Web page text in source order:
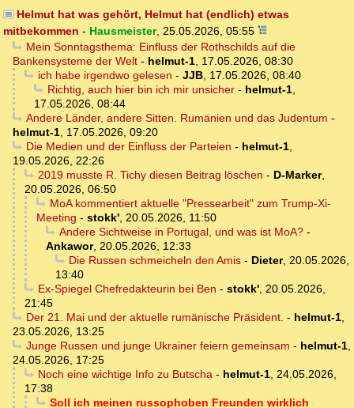
Helmut hat was gehört, Helmut hat (endlich) etwas
mitbekommen - Hausmeister, 25.05.2026, 05:55
Mein Sonntagsthema: Einfluss der Rothschilds auf die
Bankensysteme der Welt - helmut-1, 17.05.2026, 08:30
ich habe irgendwo gelesen - JJB, 17.05.2026, 08:40
Richtig, auch hier bin ich mir unsicher- helmut-1,
17.05.2026, 08:44
Andere Länder, andere Sitten. Rumänien und das Judentum -
helmut-1, 17.05.2026, 09:20
Die Medien und der Einfluss der Parteien - helmut-1,
19.05.2026, 22:26
2019 musste R. Tichy diesen Beitrag löschen - D-Marker,
20.05.2026, 06:50
MoA kommentiert aktuelle "Pressearbeit" zum Trump-Xi-
Meeting - stokk', 20.05.2026, 11:50
Andere Sichtweise in Portugal, und was ist MoA?-
Ankawor, 20.05.2026, 12:33
Die Russen schmeicheln den Amis- Dieter, 20.05.2026,
13:40
Ex-Spiegel Chefredakteurin bei Ben - stokk', 20.05.2026,
21:45
Der 21. Mai und der aktuelle rumänische Präsident. - helmut-1,
23.05.2026, 13:25
Junge Russen und junge Ukrainer feiern gemeinsam - helmut-1,
24.05.2026, 17:25
Noch eine wichtige Info zu Butscha- helmut-1, 24.05.2026,
17:38
Soll ich meinen russophoben Freunden wirklich